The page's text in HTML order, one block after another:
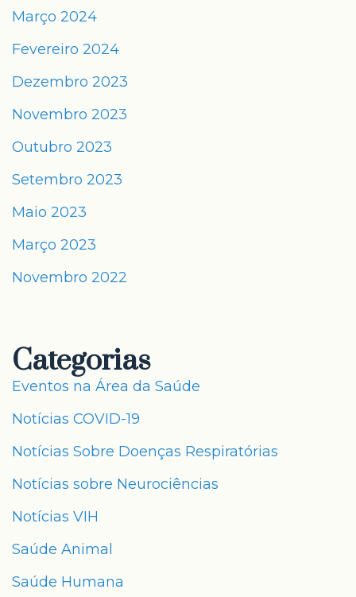
Março 2024
Fevereiro 2024
Dezembro 2023
Novembro 2023
Outubro 2023
Setembro 2023
Maio 2023
Março 2023
Novembro 2022
Categorias
Eventos na Área da Saúde
Notícias COVID-19
Notícias Sobre Doenças Respiratórias
Notícias sobre Neurociências
Notícias VIH
Saúde Animal
Saúde Humana